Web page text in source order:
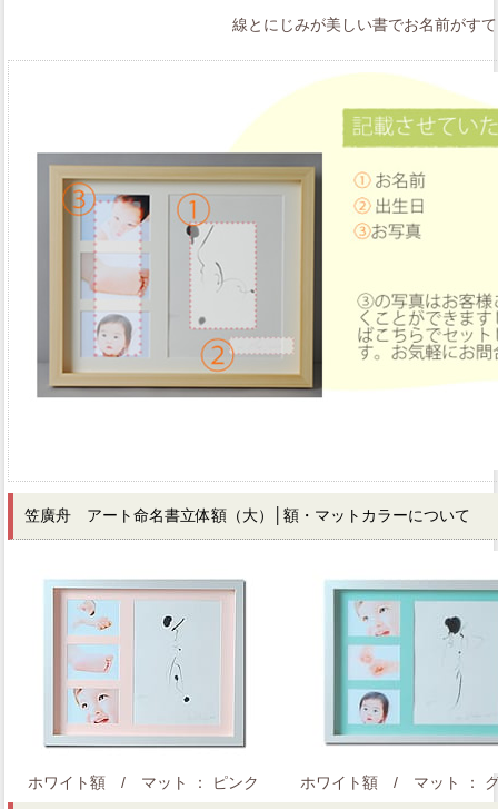
線とにじみが美しい書でお名前がす
笠廣舟 アート命名書立体額（大）│額・マットカラーについて
ホワイト額 / マット ： ピンク ホワイト額 / マット ：